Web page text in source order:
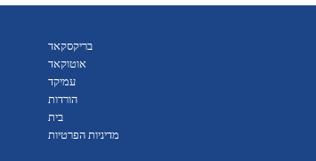
בריקסקאד
אוטוקאד
עמיקד
הורדות
בית
מדיניות הפרטיות